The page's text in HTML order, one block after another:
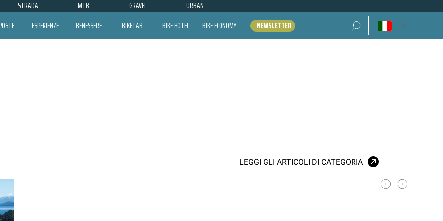
STRADA MTB GRAVEL URBAN
ESPERIENZE BENESSERE BIKE LAB BIKE HOTEL BIKE ECONOMY NEWSLETTER Ricerca per:
LEGGI GLI ARTICOLI DI CATEGORIA